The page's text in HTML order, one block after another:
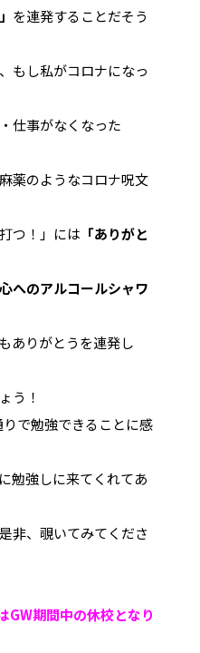
を連発することだそう
もし私がコロナになっ
仕事がなくなった
薬のようなコロナ呪文
つ！」には 「ありがと
心へのアルコールシャワ
ありがとうを連発し
う！
で勉強できることに感
勉強しに来てくれてあ
非、覗いてみてくださ
期間中の休校となり